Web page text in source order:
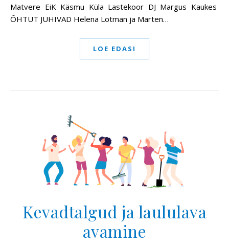
Matvere EiK Käsmu Küla Lastekoor DJ Margus Kaukes
ÕHTUT JUHIVAD Helena Lotman ja Marten…
LOE EDASI
Kevadtalgud ja laululava
avamine